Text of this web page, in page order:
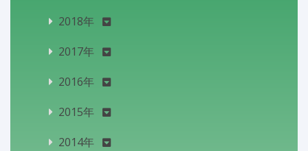
2018年
2017年
2016年
2015年
2014年